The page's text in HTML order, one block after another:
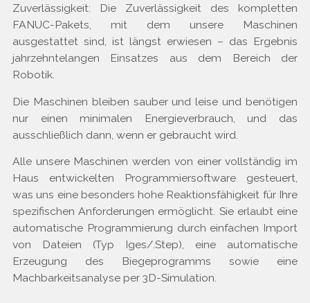
Zuverlässigkeit: Die Zuverlässigkeit des kompletten
FANUC-Pakets, mit dem unsere Maschinen
ausgestattet sind, ist längst erwiesen – das Ergebnis
jahrzehntelangen Einsatzes aus dem Bereich der
Robotik.
Die Maschinen bleiben sauber und leise und benötigen
nur einen minimalen Energieverbrauch, und das
ausschließlich dann, wenn er gebraucht wird.
Alle unsere Maschinen werden von einer vollständig im
Haus entwickelten Programmiersoftware gesteuert,
was uns eine besonders hohe Reaktionsfähigkeit für Ihre
spezifischen Anforderungen ermöglicht. Sie erlaubt eine
automatische Programmierung durch einfachen Import
von Dateien (Typ Iges/.Step), eine automatische
Erzeugung des Biegeprogramms sowie eine
Machbarkeitsanalyse per 3D-Simulation.